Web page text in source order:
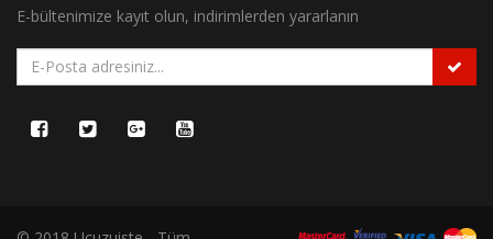
E-bültenimize kayıt olun, indirimlerden yararlanın